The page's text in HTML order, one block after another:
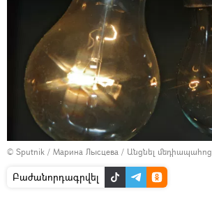
© Sputnik / Марина Лысцева / Անցնել մեդիապահոց
Բաժանորդագրվել